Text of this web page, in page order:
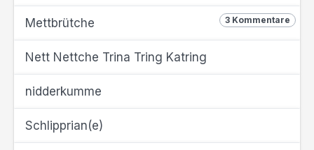
3 Kommentare
Mettbrütche
Nett Nettche Trina Tring Katring
nidderkumme
Schlipprian(e)